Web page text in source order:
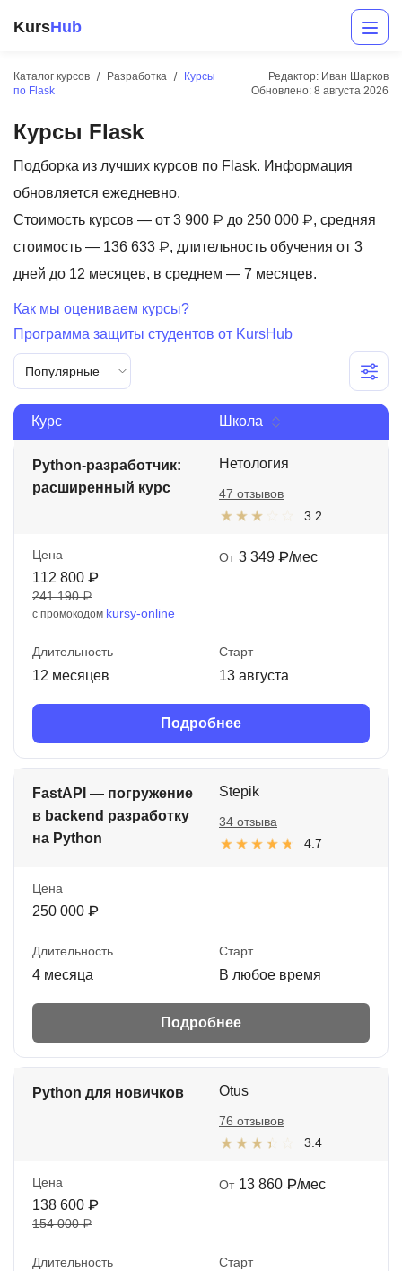
KursHub
Каталог курсов Разработка
Курсы
по Flask
Редактор: Иван Шарков
Обновлено: 8 августа 2026
Курсы Flask
Подборка из лучших курсов по Flask. Информация
обновляется ежедневно.
Стоимость курсов — от 3 900 ₽ до 250 000 ₽, средняя
стоимость — 136 633 ₽, длительность обучения от 3
дней до 12 месяцев, в среднем — 7 месяцев.
Как мы оцениваем курсы?
Программа защиты студентов от KursHub
Популярные
Курс Школа
Python-разработчик:
расширенный курс
Нетология
3.2
47 отзывов
Цена
112 800 ₽
241 190 ₽
с промокодом kursy-online
От 3 349 ₽/мес
Длительность
12 месяцев
Старт
13 августа
Подробнее
FastAPI — погружение
в backend разработку
на Python
Stepik
4.7
34 отзыва
Цена
250 000 ₽
Длительность
4 месяца
Старт
В любое время
Подробнее
Python для новичков Otus
3.4
76 отзывов
Цена
138 600 ₽
154 000 ₽
От 13 860 ₽/мес
Длительность Старт
Разработка
Маркетинг
Дизайн
Аналитика
Менеджмент
Иностранные языки
Soft Skills
ДПО
Акции и промокоды
Рейтинг онлайн-школ